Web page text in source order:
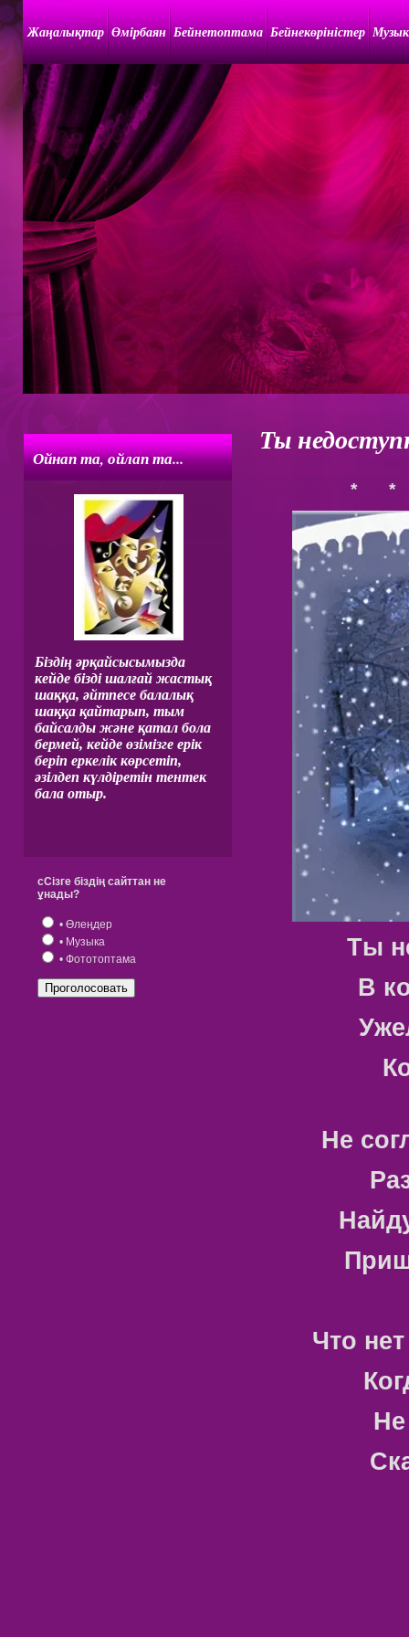
Жаңалықтар Өмірбаян Бейнетоптама Бейнекөріністер
Ойнап та, ойлап та...
Біздің әрқайсысымызда
кейде бізді шалғай жастық
шаққа, әйтпесе балалық
шаққа қайтарып, тым
байсалды және қатал бола
бермей, кейде өзімізге ерік
беріп еркелік көрсетіп,
әзілдеп күлдіретін тентек
бала отыр.
сСізге біздің сайттан не
ұнады?
• Өлеңдер
• Музыка
• Фототоптама
Ты
* *
Ты
В
Не
Что
Не